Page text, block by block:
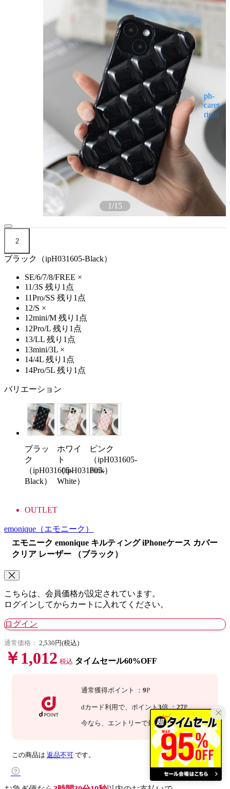
1/15
2
ブラック（ipH031605-Black）
SE/6/7/8/FREE ×
11/3S 残り1点
11Pro/SS 残り1点
12/S ×
12mini/M 残り1点
12Pro/L 残り1点
13/LL 残り1点
13mini/3L ×
14/4L 残り1点
14Pro/5L 残り1点
バリエーション
ブラッ
ク
（ipH031605-
Black）
ホワイ
ト
（ipH031605-
White）
ピンク
（ipH031605-
Pink）
OUTLET
emonique （エモニーク）
エモニーク emonique キルティング iPhoneケース カバー
クリア レーザー （ブラック）
こちらは、会員価格が設定されています。
ログインしてからカートに入れてください。
ログイン
通常価格： 2,530円(税込)
￥1,012 税込 タイムセール60%OFF
通常獲得ポイント ： 9P
dカード利用で、 ポイント 3倍 ： 27P
今なら 、エントリーで最大 倍！詳細
この商品は 返品不可 です。